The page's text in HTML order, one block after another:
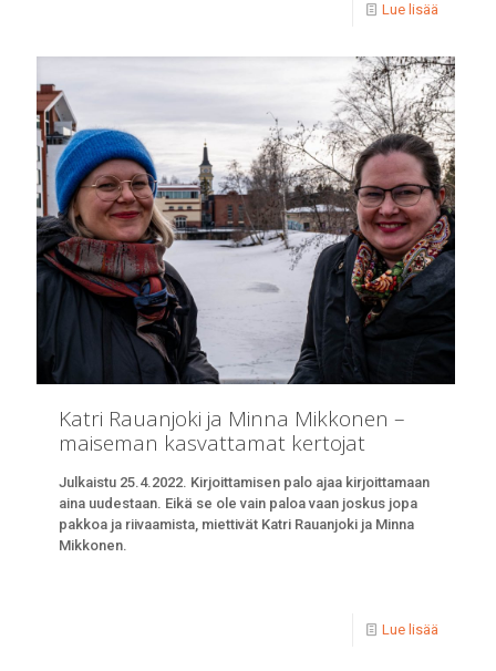
Lue lisää
Katri Rauanjoki ja Minna Mikkonen –
maiseman kasvattamat kertojat
Julkaistu 25.4.2022. Kirjoittamisen palo ajaa kirjoittamaan
aina uudestaan. Eikä se ole vain paloa vaan joskus jopa
pakkoa ja riivaamista, miettivät Katri Rauanjoki ja Minna
Mikkonen.
Lue lisää